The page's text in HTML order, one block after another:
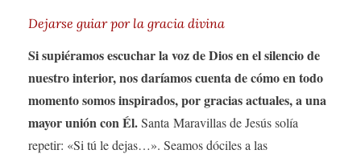
Dejarse guiar por la gracia divina
Si supiéramos escuchar la voz de Dios en el silencio de
nuestro interior, nos daríamos cuenta de cómo en todo
momento somos inspirados, por gracias actuales, a una
mayor unión con Él.Santa Maravillas de Jesús solía
repetir: «Si tú le dejas…». Seamos dóciles a las